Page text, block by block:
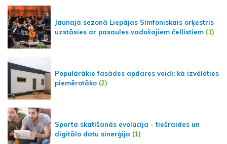
Jaunajā sezonā Liepājas Simfoniskais orķestris
uzstāsies ar pasaules vadošajiem čellistiem (1)
Populārākie fasādes apdares veidi: kā izvēlēties
piemērotāko (2)
Sporta skatīšanās evolūcija - tiešraides un
digitālo datu sinerģija (1)